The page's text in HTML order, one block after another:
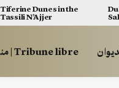
Tiferine Dunes in the
Tassili N’Ajjer
منبر حر | Tribune libre